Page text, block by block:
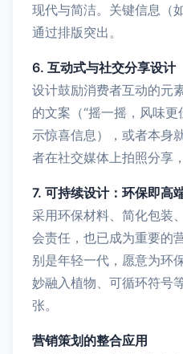
现代与简洁。关键信息（
通过排版突出。
6. 互动式与社交分享设计
设计鼓励消费者互动的元
的文案（“摇一摇，风味
示惊喜信息），或者本身
者在社交媒体上拍照分享
7. 可持续设计：环保即高
采用环保材料、简化包装
会责任，也已成为重要的
别是年轻一代，愿意为环
妙融入植物、可循环符号
张。
营销策划的整合应用